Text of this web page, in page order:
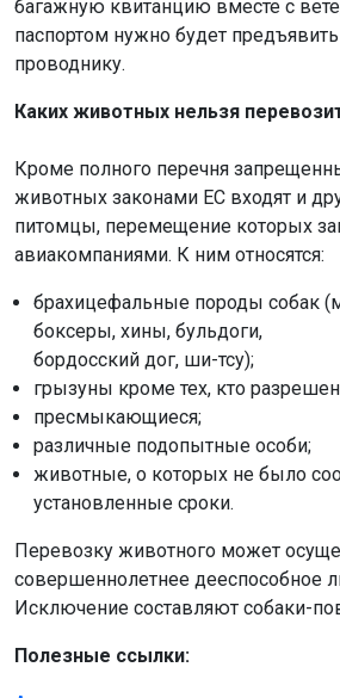
багажную квитанцию вместе с
паспортом нужно будет предъявить
проводнику.
Каких животных нельзя
Кроме полного перечня
животных законами ЕС входят и
питомцы, перемещение которых
авиакомпаниями. К ним относятся:
брахицефальные породы собак
боксеры, хины, бульдоги,
бордосский дог, ши-тсу);
грызуны кроме тех, кто
пресмыкающиеся;
различные подопытные особи;
животные, о которых не было
установленные сроки.
Перевозку животного может
совершеннолетнее дееспособное
Исключение составляют собаки-
Полезные ссылки: